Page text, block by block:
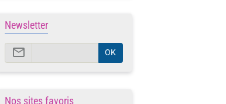
Newsletter
OK
Nos sites favoris